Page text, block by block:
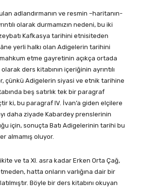
adlandırmanın ve resmin –haritanın-
olarak durmamızın nedeni, bu iki
Kafkasya tarihini etnisiteden
yerli halkı olan Adigelerin tarihini
etme gayretinin açıkça ortada
ders kitabının içeriğinin ayrıntılı
çünkü Adigelerin siyasi ve etnik tarihine
beş satırlık tek bir paragraf
ki, bu paragraf IV. İvan’a giden elçilere
daha ziyade Kabardey prenslerinin
için, sonuçta Batı Adigelerinin tarihi bu
almamış oluyor.
ve ta XI. asra kadar Erken Orta Çağ,
hatta onların varlığına dair bir
Böyle bir ders kitabını okuyan